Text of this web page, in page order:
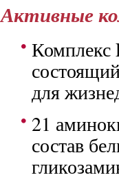
Активные
Комплекс
для
21
состав